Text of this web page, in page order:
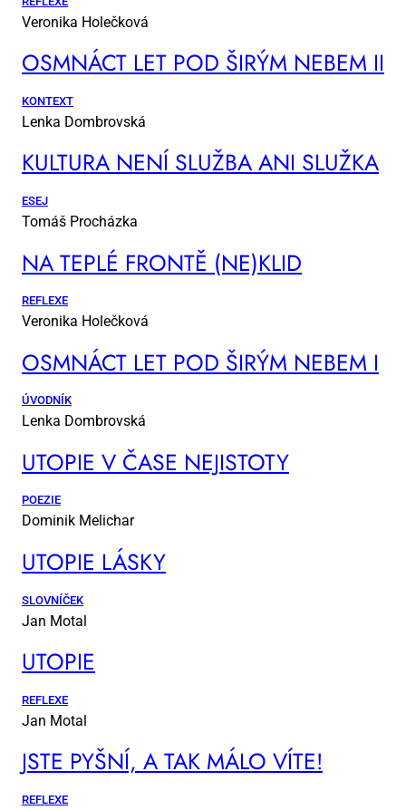
Veronika Holečková
OSM­NÁCT LET POD ŠI­RÝM NE­BEM II
KONTEXT
Lenka Dombrovská
KUL­TU­RA NE­NÍ SLUŽ­BA ANI SLUŽ­KA
ESEJ
Tomáš Procházka
NA TEP­LÉ FRON­TĚ (NE)KLID
REFLEXE
Veronika Holečková
OSM­NÁCT LET POD ŠI­RÝM NE­BEM I
ÚVODNÍK
Lenka Dombrovská
UTO­PIE V ČA­SE NE­JIS­TO­TY
POEZIE
Dominik Melichar
UTO­PIE LÁS­KY
SLOVNÍČEK
Jan Motal
UTO­PIE
REFLEXE
Jan Motal
JSTE PYŠ­NÍ, A TAK MÁ­LO VÍ­TE!
REFLEXE